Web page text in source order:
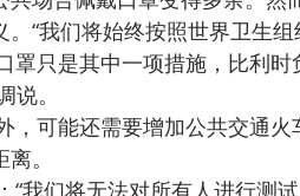
“我们将始终按照世界卫生组
罩只是其中一项措施，比利
说。
，可能还需要增加公共交通
。
“我们将无法对所有人进行测